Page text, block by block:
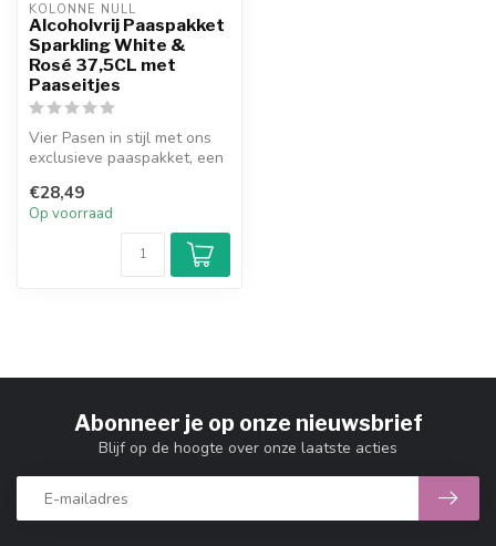
KOLONNE NULL
Alcoholvrij Paaspakket
Sparkling White &
Rosé 37,5CL met
Paaseitjes
Vier Pasen in stijl met ons
exclusieve paaspakket, een
€28,49
Op voorraad
Abonneer je op onze nieuwsbrief
Blijf op de hoogte over onze laatste acties